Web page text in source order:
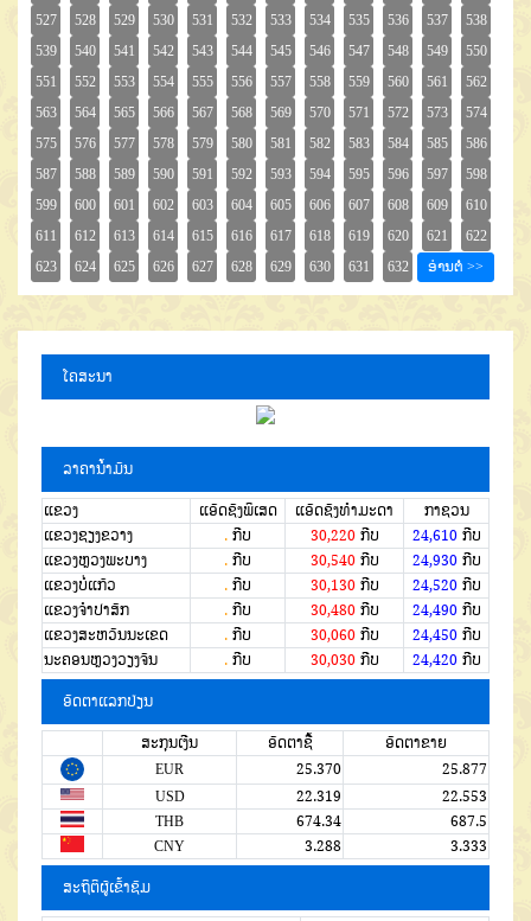
ໂຄສະນາ
ລາຄານໍ້າມັນ
ແຂວງ ແອັດຊັງພິເສດ ແອັດຊັງທຳມະດາ
ກາຊວນ
ແຂວງຊຽງຂວາງ
. ກີບ 30,220ກີບ 24,610ກີບ
ແຂວງຫຼວງພະບາງ
. ກີບ 30,540ກີບ 24,930ກີບ
ແຂວງບໍ່ແກ້ວ
. ກີບ 30,130ກີບ 24,520ກີບ
ແຂວງຈໍາປາສັກ
. ກີບ 30,480ກີບ 24,490ກີບ
ແຂວງສະຫວັນນະເຂດ
. ກີບ 30,060ກີບ 24,450ກີບ
ນະຄອນຫຼວງວຽງຈັນ
. ກີບ 30,030ກີບ 24,420ກີບ
ອັດຕາແລກປ່ຽນ
ສະກຸນເງີນ ອັດຕາຊື້
ອັດຕາຂາຍ
EUR
25.370
25.877
USD
22.319
22.553
THB
674.34
687.5
CNY
3.288 3.333
ສະຖິຕິຜູ້ເຂົ້າຊົມ